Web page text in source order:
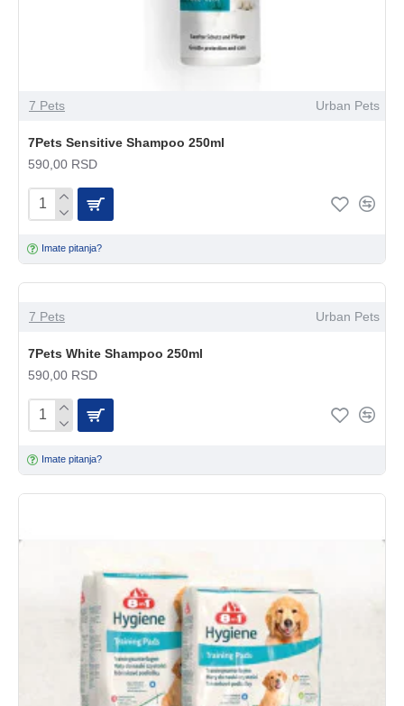
7 Pets Urban Pets
7Pets Sensitive Shampoo 250ml
590,00 RSD
Imate pitanja?
7 Pets Urban Pets
7Pets White Shampoo 250ml
590,00 RSD
Imate pitanja?